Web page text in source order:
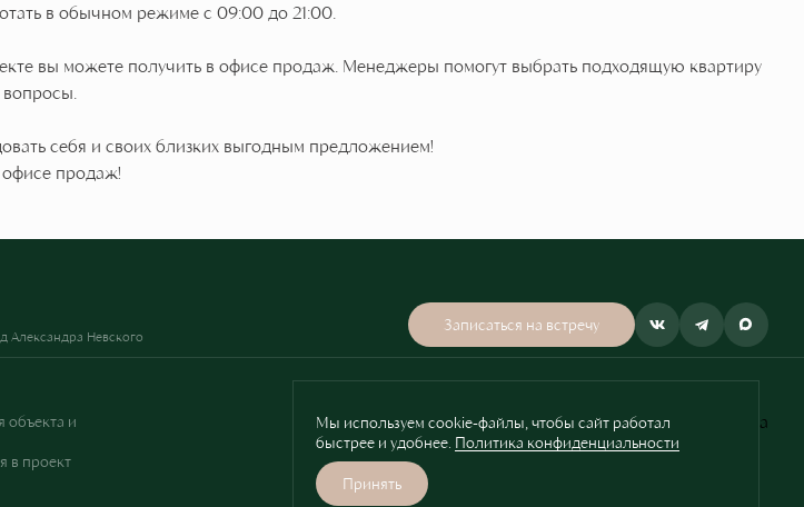
в обычном режиме с 09:00 до 21:00.
вы можете получить в офисе продаж. Менеджеры помогут выбрать подходящую квартиру
себя и своих близких выгодным предложением!
продаж!
Александра Невского
Записаться на встречу
объекта и
в проект
Проектное финансирование Сбербанка
Разработано
Мы используем cookie-файлы, чтобы сайт работал
быстрее и удобнее. Политика конфиденциальности
Принять